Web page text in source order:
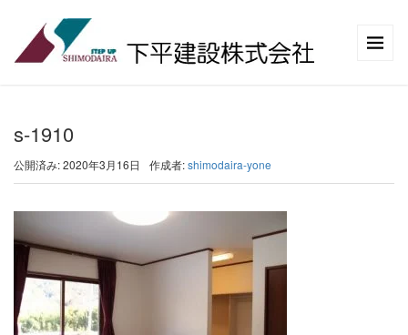
s-1910
公開済み: 2020年3月16日 作成者:shimodaira-yone